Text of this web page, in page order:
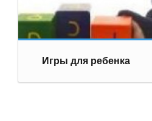
Игры для ребенка